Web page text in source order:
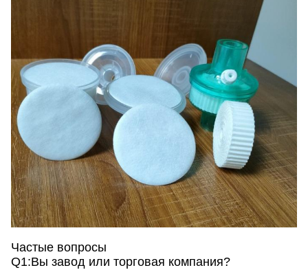
Частые вопросы
Q1:Вы завод или торговая компания?